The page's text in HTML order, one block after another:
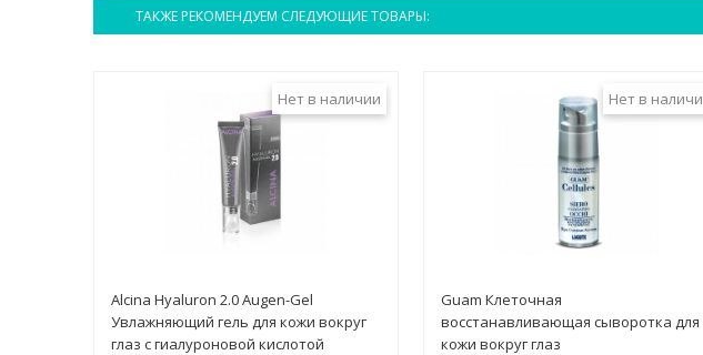
ТАКЖЕ РЕКОМЕНДУЕМ СЛЕДУЮЩИЕ ТОВАРЫ:
Нет в наличии
Alcina Hyaluron 2.0 Augen-Gel
Увлажняющий гель для кожи вокруг
глаз с гиалуроновой кислотой
Нет в
Guam Клеточная
восстанавливающая сыворотка для
кожи вокруг глаз